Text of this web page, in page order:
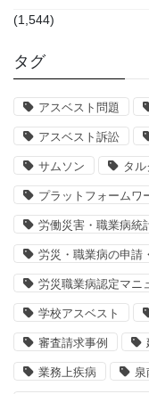
(1,544)
タグ
アスベスト問題
アスベスト訴訟
サムソン タル
プラットフォームワ
労働災害・職業病統
労災・職業病の申請
労災職業病認定マニ
学校アスベスト
審査請求事例
業務上疾病 泉